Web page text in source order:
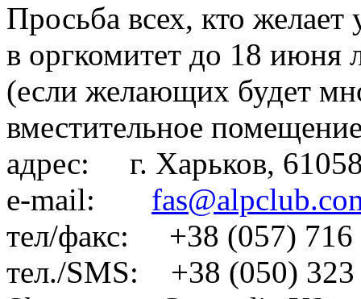
Просьба всех, кто желает
в оргкомитет до 18
(если желающих будет
вместительное
адрес: г. Харьков,
e-mail:
тел/факс: +38 (057) 716
тел./SMS: +38 (050) 323